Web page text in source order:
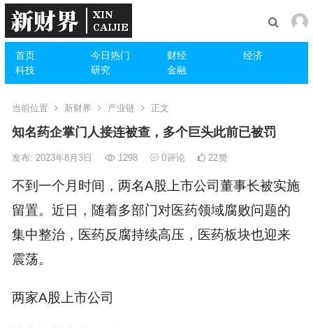
首页 今日热门 财经
经济
科技
研究 金融
当前位置 新财界 产业链 正文
知名药企掌门人接连被查，多个巨头此前已被罚
发布: 2023年8月3日 1298 0评论 22赞
不到一个月时间，两名A股上市公司董事长被实施
留置。近日，随着多部门对医药领域腐败问题的
集中整治，医药反腐持续高压，医药板块也迎来
震荡。
两家A股上市公司